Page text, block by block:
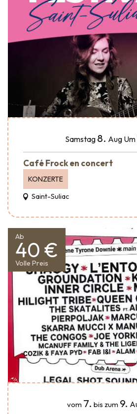
Samstag 8. Aug
Café Frock en concert
KONZERTE
Saint-Suliac
Ab
40 €
Volle Preis
vom 7. bis zum 9.